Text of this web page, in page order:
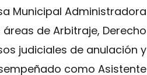
Municipal Administradora
áreas de Arbitraje, Derecho
judiciales de anulación y
como Asistente